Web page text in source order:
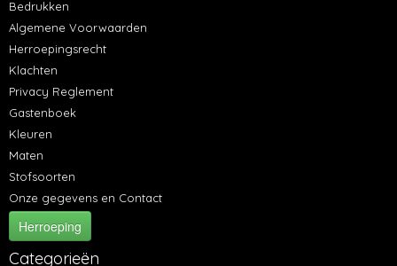
Bedrukken
Algemene Voorwaarden
Herroepingsrecht
Klachten
Privacy Reglement
Gastenboek
Kleuren
Maten
Stofsoorten
Onze gegevens en Contact
Herroeping
Categorieën